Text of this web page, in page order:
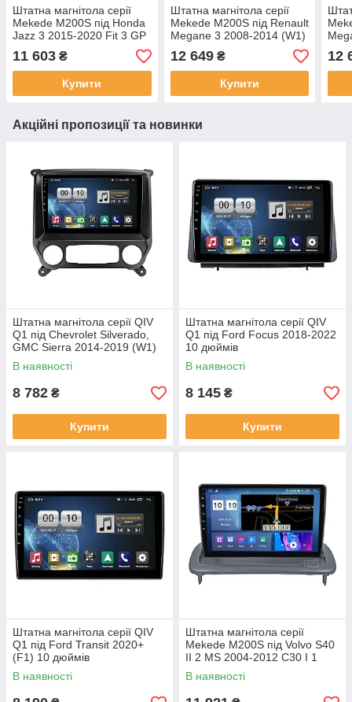
Штатна магнітола серії
Mekede M200S під Honda
Jazz 3 2015-2020 Fit 3 GP
GK 2013-2020 (F2) (W1) 9
дюймів
11 603 ₴
Купити
Штатна магнітола серії
Mekede M200S під Renault
Megane 3 2008-2014 (W1)
9 дюймів
12 649₴
Купити
9
12
Акційні пропозиції та новинки
Штатна магнітола серії QIV
Q1 під Chevrolet Silverado,
GMC Sierra 2014-2019 (W1)
10 дюймів
В наявності
8 782 ₴
Купити
Штатна магнітола серії QIV
Q1 під Ford Focus 2018-2022
10 дюймів
В наявності
8 145 ₴
Купити
Штатна магнітола серії QIV
Q1 під Ford Transit 2020+
(F1) 10 дюймів
В наявності
Штатна магнітола серії
Mekede M200S під Volvo S40
II 2 MS 2004-2012 C30 I 1
2006-2013 C70 II 2 2005-2013
(W1)
В наявності